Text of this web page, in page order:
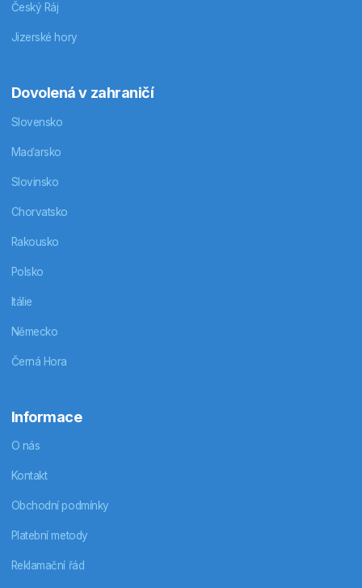
Český Ráj
Jizerské hory
Dovolená v zahraničí
Slovensko
Maďarsko
Slovinsko
Chorvatsko
Rakousko
Polsko
Itálie
Německo
Černá Hora
Informace
O nás
Kontakt
Obchodní podmínky
Platební metody
Reklamační řád